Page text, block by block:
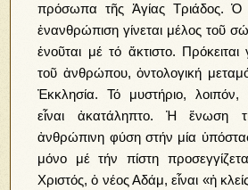
πρόσωπα τῆς Ἁγίας Τριάδος.
ἐνανθρώπιση γίνεται μέλος τοῦ
ἑνοῦται μέ τό ἄκτιστο. Πρόκειται
τοῦ ἀνθρώπου, ὀντολογική
Ἐκκλησία. Τό μυστήριο, λοιπόν,
εἶναι ἀκατάληπτο. Ἡ ἕνωση
ἀνθρώπινη φύση στήν μία
μόνο μέ τήν πίστη
Χριστός, ὁ νέος Αδάμ, εἶναι «ἡ